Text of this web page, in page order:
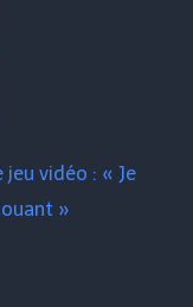
vidéo : « Je
»